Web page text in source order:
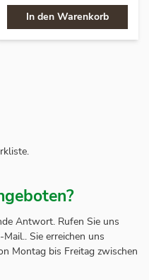
In den Warenkorb
Antwort. Rufen Sie uns
Sie erreichen uns
Montag bis Freitag zwischen